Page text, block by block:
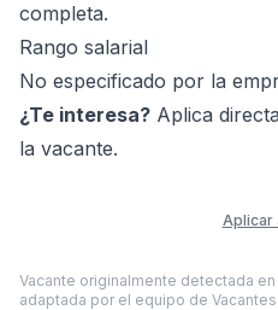
completa.
Rango salarial
No especificado por la
¿Te interesa? Aplica
la vacante.
Aplicar
Vacante originalmente detectada en
adaptada por el equipo de